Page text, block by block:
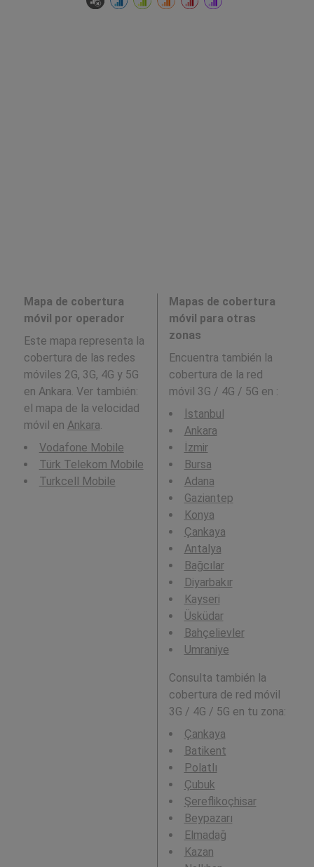
Mapa de cobertura
móvil por operador
Este mapa representa la
cobertura de las redes
móviles 2G, 3G, 4G y 5G
en Ankara. Ver también:
el mapa de la velocidad
móvil en Ankara
Vodafone Mobile
Türk Telekom Mobile
Turkcell Mobile
Mapas de cobertura
móvil para otras
zonas
Encuentra también la
cobertura de la red
móvil 3G / 4G / 5G en :
İstanbul
Ankara
İzmir
Bursa
Adana
Gaziantep
Konya
Çankaya
Antalya
Bağcılar
Diyarbakır
Kayseri
Üsküdar
Bahçelievler
Umraniye
Consulta también la
cobertura de red móvil
3G / 4G / 5G en tu zona:
Çankaya
Batikent
Polatlı
Çubuk
Şereflikoçhisar
Beypazarı
Elmadağ
Kazan